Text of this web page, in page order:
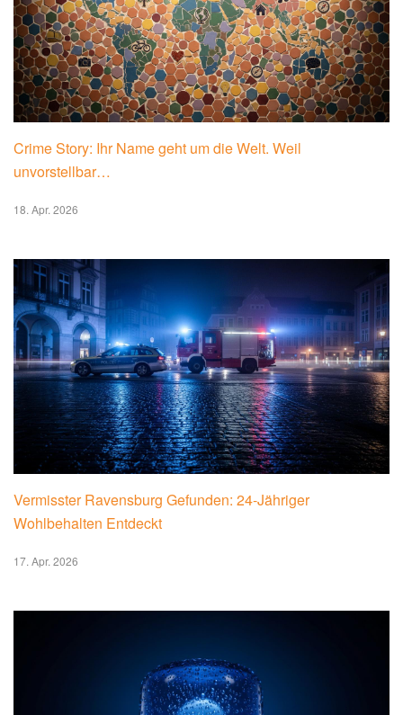
Crime Story: Ihr Name geht um die Welt. Weil
unvorstellbar…
18. Apr. 2026
Vermisster Ravensburg Gefunden: 24-Jähriger
Wohlbehalten Entdeckt
17. Apr. 2026